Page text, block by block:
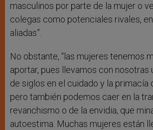
masculinos por parte de la mujer o
colegas como potenciales rivales,
aliadas”.
No obstante, “las mujeres tenemos
aportar, pues llevamos con nosotras
de siglos en el cuidado y la primacía
pero también podemos caer en la
revanchismo o de la envidia, que
autoestima. Muchas mujeres están